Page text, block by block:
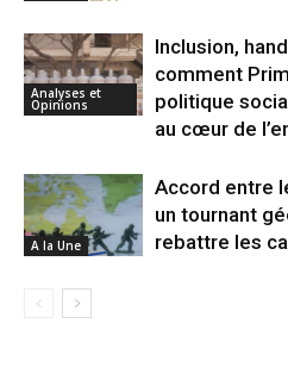
Analyses et
Opinions
Inclusion,
comment
politique
au cœur de
A la Une
Accord entre
un tournant
rebattre les